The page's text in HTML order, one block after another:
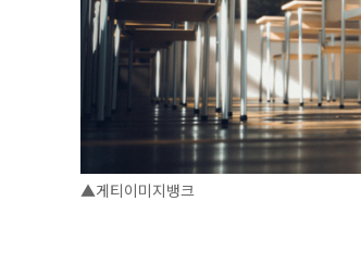
▲게티이미지뱅크